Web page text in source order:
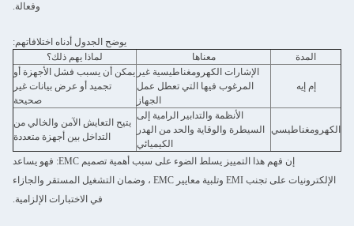
وفعالة.
يوضح الجدول أدناه اختلافاتهم:
المدة
معناها لماذا يهم ذلك؟
إم إيه
الإشارات الكهرومغناطيسية غير
المرغوب فيها التي تعطل عمل
الجهاز
يمكن أن يسبب فشل الأجهزة أو
تجميد أو عرض بيانات غير
صحيحة
الكهرومغناطيسي
الأنظمة والتدابير الرامية إلى
السيطرة والوقاية والحد من الهدر
الكيميائي
يتيح التعايش الآمن والخالي من
التداخل بين أجهزة متعددة
إن فهم هذا التمييز يسلط الضوء على سبب أهمية تصميم EMC: فهو يساعد
الإلكترونيات على تجنب EMI وتلبية معايير EMC ، وضمان التشغيل المستقر والجازاء
في الاختبارات الإلزامية.